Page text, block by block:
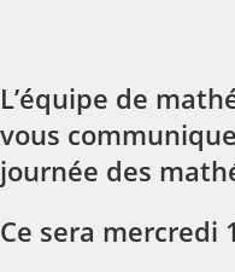
L’équipe de
vous
journée des
Ce sera mercredi